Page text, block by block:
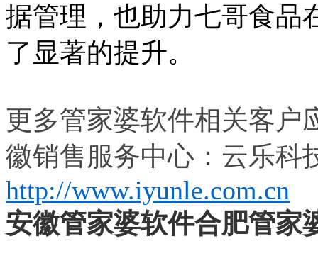
据管理，也助力七哥食品
了显著的提升。
更多管家婆软件相关客户
徽销售服务中心：云乐科
http://www.iyunle.com.cn
安徽管家婆软件合肥管家